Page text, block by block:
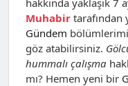
hakkında yaklaşık 7
Muhabir tarafından
Gündem
göz atabilirsiniz.
hummalı çalışma
mı? Hemen yeni bir